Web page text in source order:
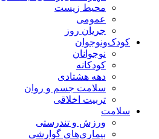
محیط زیست
عمومی
جریان روز
کودک‌ونوجوان
نوجوانان
کودکانه
دهه هشتادی
سلامت جسم و روان
تربیت اخلاقی
سلامت
ورزش و تندرستی
بیماری‌های گوارشی